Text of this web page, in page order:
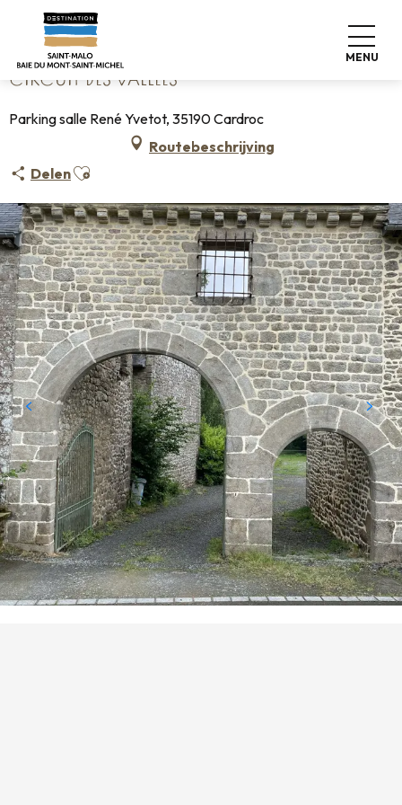
contenu
principal
MENU
Home Circuit des Vallées
CIRCUIT DES VALLÉES
Parking salle René Yvetot, 35190 Cardroc
Routebeschrijving
DelenAjouter aux favoris